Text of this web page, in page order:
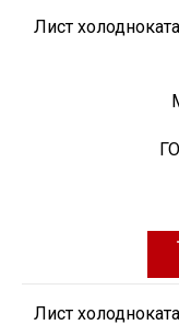
Лист
Лист